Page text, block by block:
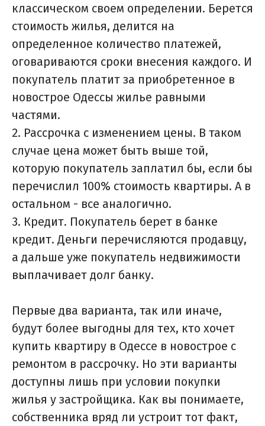
классическом своем определении. Берется
стоимость жилья, делится на
определенное количество платежей,
оговариваются сроки внесения каждого. И
покупатель платит за приобретенное в
новострое Одессы жилье равными
частями.
2. Рассрочка с изменением цены. В таком
случае цена может быть выше той,
которую покупатель заплатил бы, если бы
перечислил 100% стоимость квартиры. А в
остальном - все аналогично.
3. Кредит. Покупатель берет в банке
кредит. Деньги перечисляются продавцу,
а дальше уже покупатель недвижимости
выплачивает долг банку.
Первые два варианта, так или иначе,
будут более выгодны для тех, кто хочет
купить квартиру в Одессе в новострое с
ремонтом в рассрочку. Но эти варианты
доступны лишь при условии покупки
жилья у застройщика. Как вы понимаете,
собственника вряд ли устроит тот факт,